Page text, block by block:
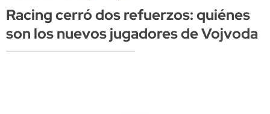
Racing cerró dos refuerzos: quiénes
son los nuevos jugadores de Vojvoda